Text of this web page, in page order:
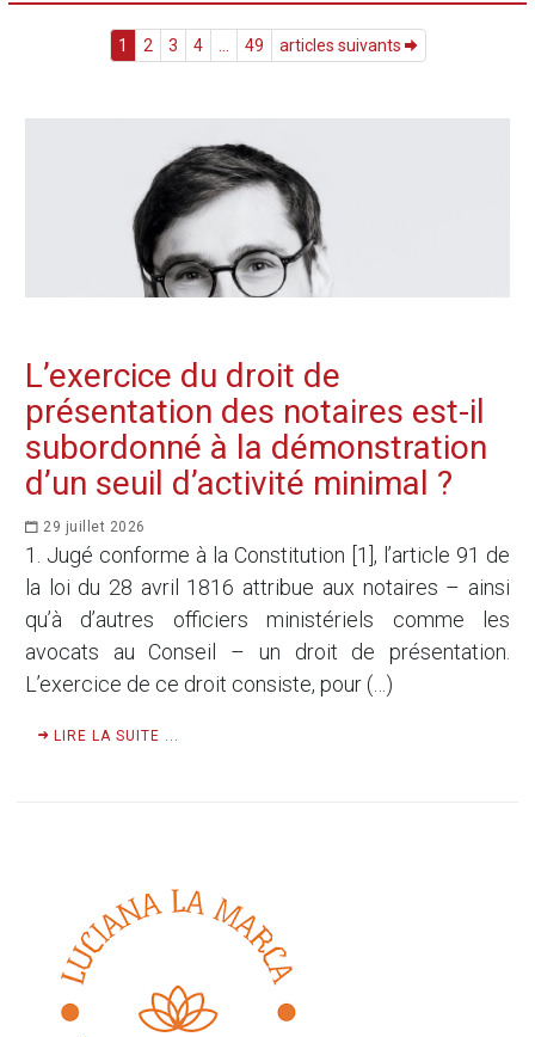
1 2 3 4 49 articles suivants
L’exercice du droit de
présentation des notaires est-il
subordonné à la démonstration
d’un seuil d’activité minimal ?
29 juillet 2026
1. Jugé conforme à la Constitution [1], l’article 91 de
la loi du 28 avril 1816 attribue aux notaires – ainsi
qu’à d’autres officiers ministériels comme les
avocats au Conseil – un droit de présentation.
L’exercice de ce droit consiste, pour (…)
LIRE LA SUITE ...